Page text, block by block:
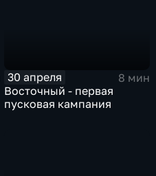
30 апреля
8 мин
Восточный - первая
пусковая кампания